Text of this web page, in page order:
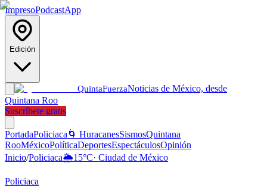
ImpresoPodcastApp
Edición
QuintaFuerzaNoticias de México, desde
Quintana Roo
Suscríbete gratis
PortadaPoliciaca 🌀 HuracanesSismosQuintana
RooMéxicoPolíticaDeportesEspectáculosOpinión
Inicio/Policiaca🌦️15°C· Ciudad de México
Policiaca